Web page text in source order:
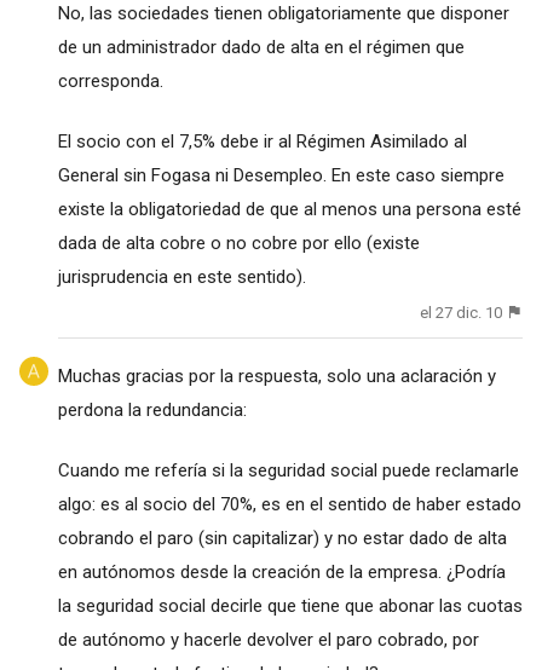
No, las sociedades tienen obligatoriamente que disponer
de un administrador dado de alta en el régimen que
corresponda.
El socio con el 7,5% debe ir al Régimen Asimilado al
General sin Fogasa ni Desempleo. En este caso siempre
existe la obligatoriedad de que al menos una persona esté
dada de alta cobre o no cobre por ello (existe
jurisprudencia en este sentido).
el 27 dic. 10
Muchas gracias por la respuesta, solo una aclaración y
perdona la redundancia:
Cuando me refería si la seguridad social puede reclamarle
algo: es al socio del 70%, es en el sentido de haber estado
cobrando el paro (sin capitalizar) y no estar dado de alta
en autónomos desde la creación de la empresa. ¿Podría
la seguridad social decirle que tiene que abonar las cuotas
de autónomo y hacerle devolver el paro cobrado, por